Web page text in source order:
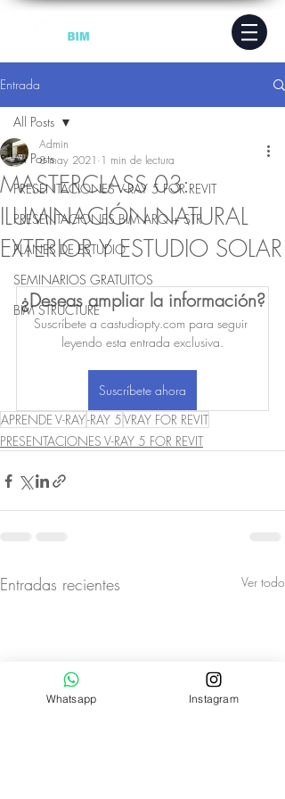
Entrada
All Posts
PRESENTACIONES V-RAY 5 FOR REVIT
PRESENTACIONES BIM ARQ + STR
PLANES DE ESTUDIO
SEMINARIOS GRATUITOS
BIM STRUCTURE
All Posts
MASTERCLASS 03:
ILUMINACIÓN NATURAL
EXTERIOR Y ESTUDIO SOLAR
Admin
8 may 2021 1 min de lectura
¿Deseas ampliar la información?
Suscríbete a castudiopty.com para seguir
leyendo esta entrada exclusiva.
Suscríbete ahora
APRENDE V-RAY-RAY 5VRAY FOR REVIT
PRESENTACIONES V-RAY 5 FOR REVIT
Entradas recientes Ver todo
Whatsapp Instagram